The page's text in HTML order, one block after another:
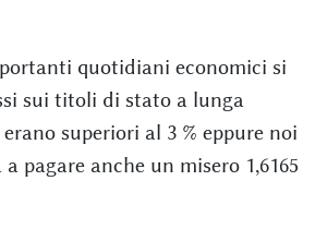
quotidiani economici si
sui titoli di stato a lunga
erano superiori al 3 % eppure noi
pagare anche un misero 1,6165